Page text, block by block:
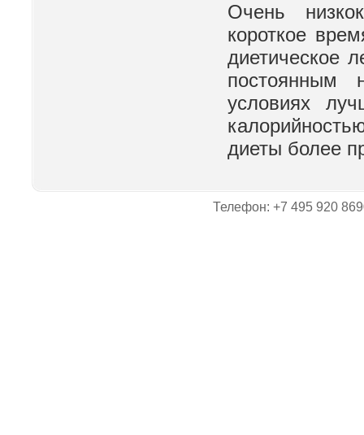
Очень
короткое
диетическое
условиях
диеты более
Телефон: +7 495 920